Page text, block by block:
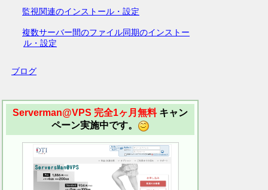
監視関連のインストール・設定
複数サーバー間のファイル同期のインストー
ル・設定
ブログ
Serverman@VPS 完全1ヶ月無料キャン
ペーン実施中です。